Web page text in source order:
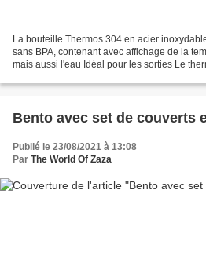
La bouteille Thermos 304 en acier
sans BPA, contenant avec affichage de la
mais aussi l'eau Idéal pour les sorties Le
Bento avec set de couverts
Publié le 23/08/2021 à 13:08
Par The World Of Zaza